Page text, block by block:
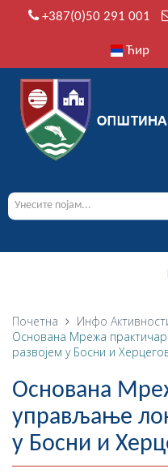
+387(0)50 291 001
Ћир
О
Историја
Географија
Насељена мјеста
Занимљивости
Почетна Инфо
Основана Мрежа
развојем у Босни и
Основана
управљање
у Босни и